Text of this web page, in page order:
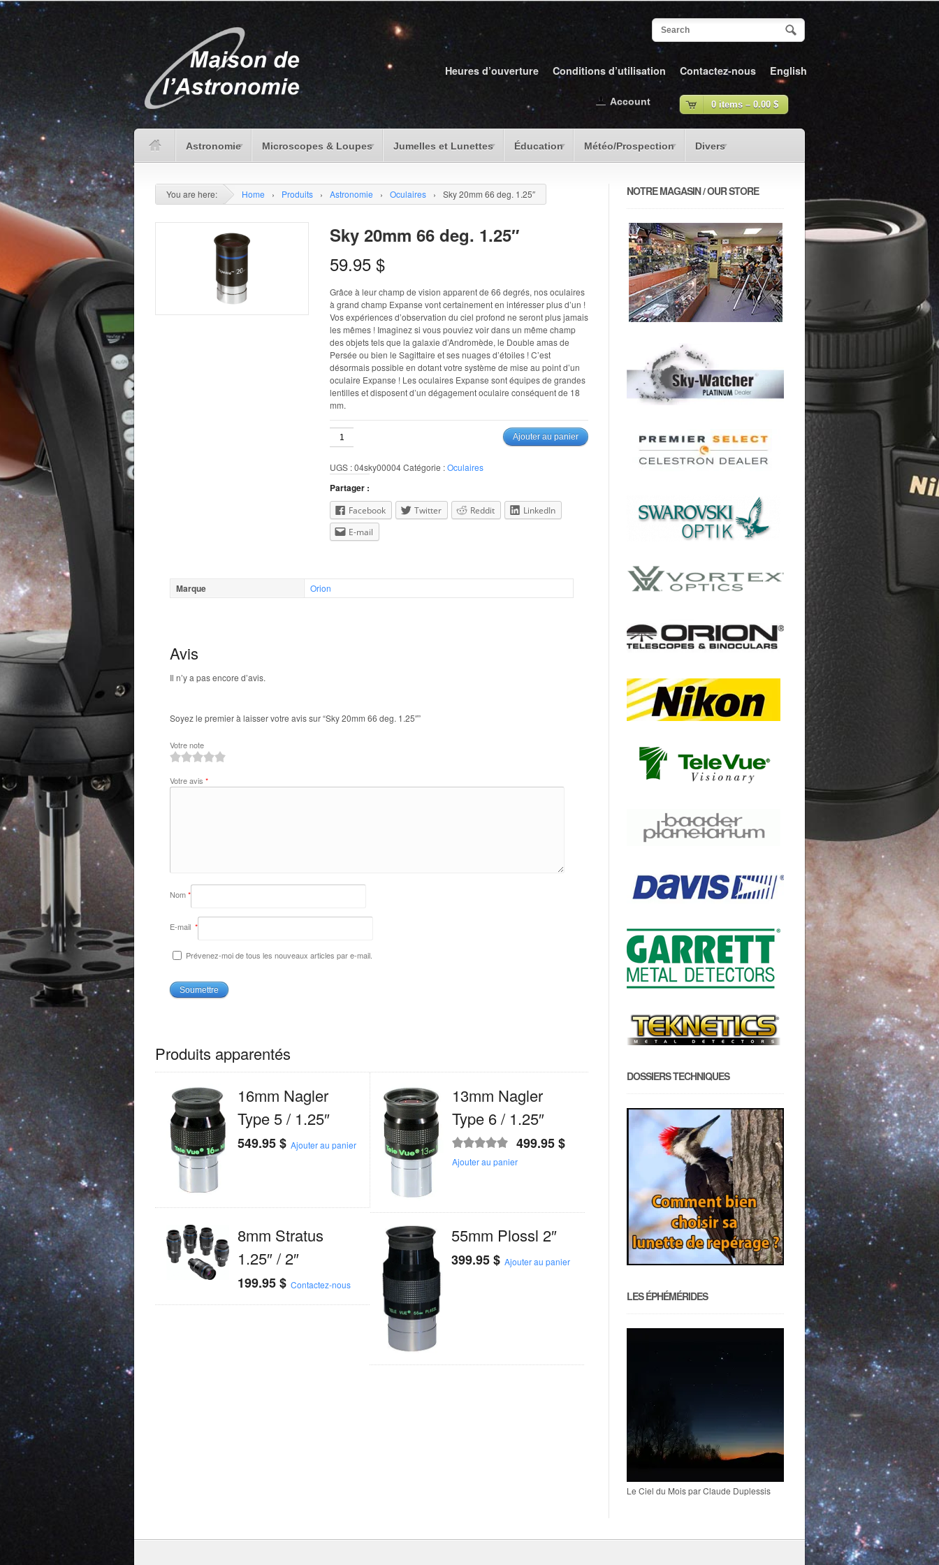
Heures d’ouverture Conditions d’utilisation Contactez-nous English
Astronomie Microscopes & Loupes Jumelles et Lunettes Éducation Météo/Prospection Divers
0 items – 0.00 $
Account
You are here: Home › Produits › Astronomie › Oculaires › Sky 20mm 66 deg. 1.25″
Sky 20mm 66 deg. 1.25″
59.95 $
Grâce à leur champ de vision apparent de 66 degrés, nos oculaires
à grand champ Expanse vont certainement en intéresser plus d’un !
Vos expériences d’observation du ciel profond ne seront plus jamais
les mêmes ! Imaginez si vous pouviez voir dans un même champ
des objets tels que la galaxie d’Andromède, le Double amas de
Persée ou bien le Sagittaire et ses nuages d’étoiles ! C’est
désormais possible en dotant votre système de mise au point d’un
oculaire Expanse ! Les oculaires Expanse sont équipes de grandes
lentilles et disposent d’un dégagement oculaire conséquent de 18
mm.
quantité
de
20mm
66
1.25"
Ajouter au panier
UGS :04sky00004Catégorie :Oculaires
Partager :
Facebook Twitter Reddit
LinkedIn
E-mail
Marque Orion
Avis
Il n’y a pas encore d’avis.
Soyez le premier à laisser votre avis sur “Sky 20mm 66 deg. 1.25″”
Votre note
Votre avis *
Nom*
E-mail *
Prévenez-moi de tous les nouveaux articles par e-mail.
Produits apparentés
16mm Nagler
Type 5 / 1.25″
549.95$ Ajouter au panier
13mm Nagler
Type 6 / 1.25″
5
499.95$
Ajouter au panier
8mm Stratus
1.25″ / 2″
199.95$ Contactez-nous
55mm Plossl 2″
399.95$ Ajouter au panier
NOTRE MAGASIN / OUR STORE
DOSSIERS TECHNIQUES
LES ÉPHÉMÉRIDES
Le Ciel du Mois par Claude Duplessis